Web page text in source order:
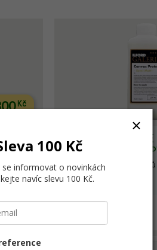
Kč
chrání
ILFORD
PROTECT
satin, 1lOchrana
před UV a prasklinami
100 Kč
se informovat o novinkách
navíc slevu 100 Kč.